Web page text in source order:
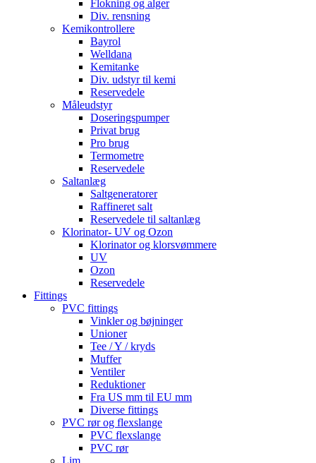
Flokning og alger
Div. rensning
Kemikontrollere
Bayrol
Welldana
Kemitanke
Div. udstyr til kemi
Reservedele
Måleudstyr
Doseringspumper
Privat brug
Pro brug
Termometre
Reservedele
Saltanlæg
Saltgeneratorer
Raffineret salt
Reservedele til saltanlæg
Klorinator- UV og Ozon
Klorinator og klorsvømmere
UV
Ozon
Reservedele
Fittings
PVC fittings
Vinkler og bøjninger
Unioner
Tee / Y / kryds
Muffer
Ventiler
Reduktioner
Fra US mm til EU mm
Diverse fittings
PVC rør og flexslange
PVC flexslange
PVC rør
Lim